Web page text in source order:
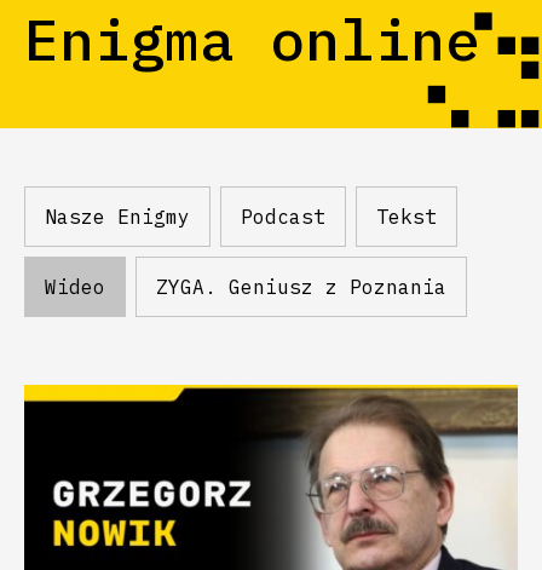
Enigma online
Nasze Enigmy Podcast Tekst
Wideo ZYGA. Geniusz z Poznania